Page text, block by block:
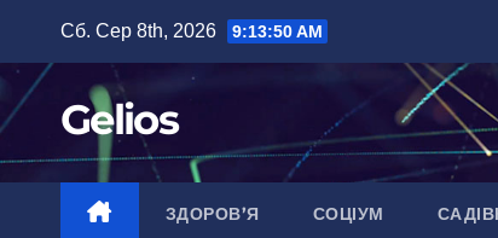
вмісту
Сб. Сер 8th, 2026 9:13:51 AM
Gelios
ЗДОРОВ’Я СОЦІУМ